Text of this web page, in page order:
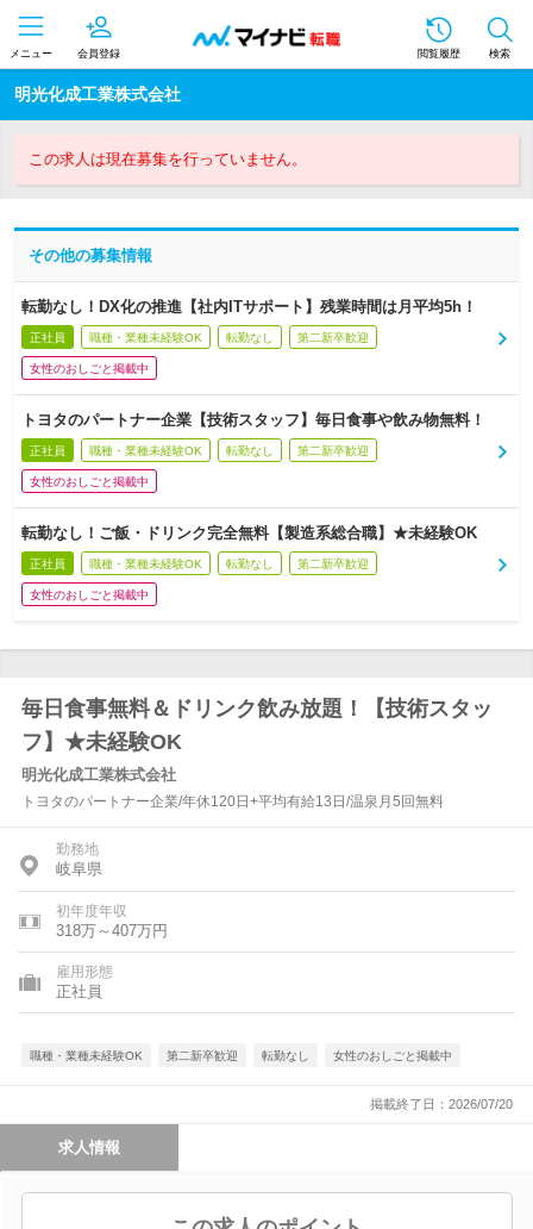
メニュー 会員登録 閲覧履歴 検索
明光化成工業株式会社
この求人は現在募集を行っていません。
その他の募集情報
転勤なし！DX化の推進【社内ITサポート】残業時間は月平均5h！
正社員 職種・業種未経験OK 転勤なし 第二新卒歓迎
女性のおしごと掲載中
トヨタのパートナー企業【技術スタッフ】毎日食事や飲み物無料！
正社員 職種・業種未経験OK 転勤なし 第二新卒歓迎
女性のおしごと掲載中
転勤なし！ご飯・ドリンク完全無料【製造系総合職】★未経験OK
正社員 職種・業種未経験OK 転勤なし 第二新卒歓迎
女性のおしごと掲載中
毎日食事無料＆ドリンク飲み放題！【技術スタッ
フ】★未経験OK
明光化成工業株式会社
トヨタのパートナー企業/年休120日+平均有給13日/温泉月5回無料
勤務地
岐阜県
初年度年収
318万～407万円
雇用形態
正社員
職種・業種未経験OK 第二新卒歓迎 転勤なし 女性のおしごと掲載中
掲載終了日：2026/07/20
求人情報